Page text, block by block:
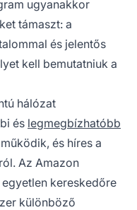
ugyanakkor
támaszt: a
és jelentős
kell bemutatniuk a
hálózat
és legmegbízhatóbb
és híres a
Az Amazon
kereskedőre
különböző